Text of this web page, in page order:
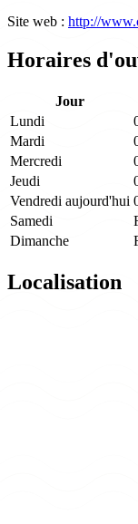
Site web : http://
Horaires
Jour
Lundi
Mardi
Mercredi
Jeudi
Vendredi aujourd'hui
Samedi
Dimanche
Localisation